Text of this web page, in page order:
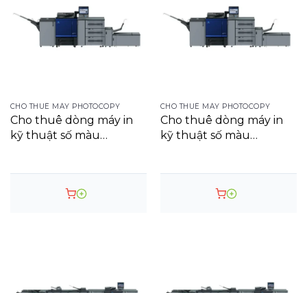
CHO THUÊ MÁY PHOTOCOPY
Cho thuê dòng máy in
kỹ thuật số màu
CHO THUÊ MÁY PHOTOCOPY
Cho thuê dòng máy in
kỹ thuật số màu